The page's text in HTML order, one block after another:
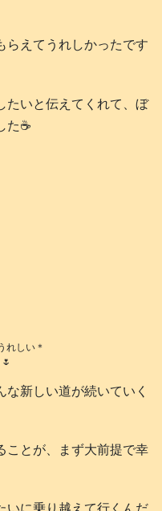
らえてうれしかったです
たいと伝えてくれて、ぼ
た☕️
れしい＊
新しい道が続いていく
ことが、まず大前提で幸